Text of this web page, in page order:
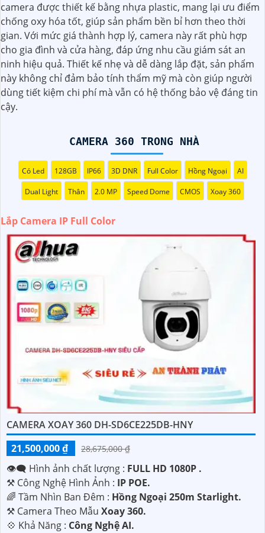
Camera IP Full Color Công nghệ phù hợp sử dụng trong
các môi trường có ánh sáng yếu, giúp quan sát rõ nét
ngay cả vào ban đêm. Với khả năng hiển thị màu sắc sắc
nét, camera sẽ giúp bạn giám sát đầy đủ chi tiết và chính
xác mọi hoạt động xung quanh, hình ảnh có màu ban đêm
như ban ngày.
camera được thiết kế bằng nhựa plastic, mang lại ưu điểm
chống oxy hóa tốt, giúp sản phẩm bền bỉ hơn theo thời
gian. Với mức giá thành hợp lý, camera này rất phù hợp
cho gia đình và cửa hàng, đáp ứng nhu cầu giám sát an
ninh hiệu quả. Thiết kế nhẹ và dễ dàng lắp đặt, sản phẩm
này không chỉ đảm bảo tính thẩm mỹ mà còn giúp người
dùng tiết kiệm chi phí mà vẫn có hệ thống bảo vệ đáng tin
cậy.
CAMERA 360 TRONG NHÀ
Có Led 128GB IP66 3D DNR Full Color Hồng Ngoại AI
Dual Light Thân 2.0 MP Speed Dome CMOS Xoay 360
Lắp Camera IP Full Color
CAMERA XOAY 360 DH-SD6CE225DB-HNY
21,500,000 ₫
28,675,000 ₫
👁️‍🗨 Hình ảnh chất lượng : FULL HD 1080P .
⚒ Công Nghệ Hình Ảnh : IP POE.
🌈 Tầm Nhìn Ban Đêm : Hồng Ngoại 250m Starlight.
⚒ Camera Theo Mẫu Xoay 360.
️💠 Khả Năng : Công Nghệ AI.